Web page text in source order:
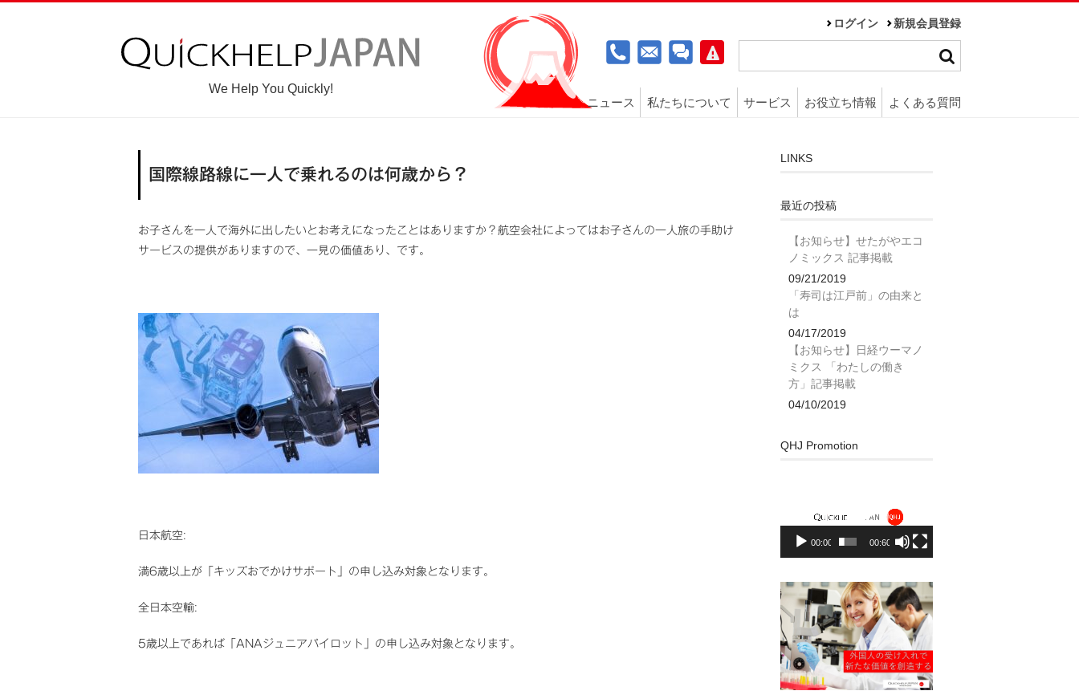
We Help You Quickly!
ログイン 新規会員登録
ニュース 私たちについて サービス お役立ち情報 よくある質問
国際線路線に一人で乗れるのは何歳から？
お子さんを一人で海外に出したいとお考えになったことはありますか？航空会社によってはお子さんの一人旅の手助け
サービスの提供がありますので、一見の価値あり、です。
日本航空:
満6歳以上が「キッズおでかけサポート」の申し込み対象となります。
全日本空輸:
5歳以上であれば「ANAジュニアパイロット」の申し込み対象となります。
LINKS
最近の投稿
【お知らせ】せたがやエコ
ノミックス 記事掲載
09/21/2019
「寿司は江戸前」の由来と
は
04/17/2019
【お知らせ】日経ウーマノ
ミクス 「わたしの働き
方」記事掲載
04/10/2019
QHJ Promotion
レ
ー
00:00 00:60